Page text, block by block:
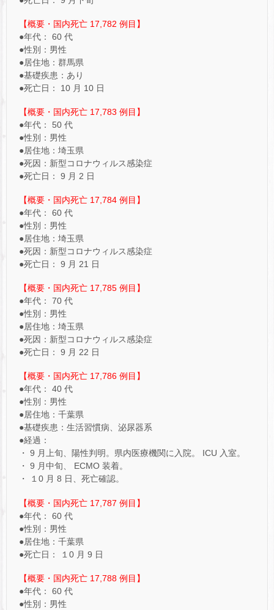
【概要・国内死亡 17,782 例目】
●年代： 60 代
●性別：男性
●居住地：群馬県
●基礎疾患：あり
●死亡日： 10 月 10 日
【概要・国内死亡 17,783 例目】
●年代： 50 代
●性別：男性
●居住地：埼玉県
●死因：新型コロナウィルス感染症
●死亡日： 9 月 2 日
【概要・国内死亡 17,784 例目】
●年代： 60 代
●性別：男性
●居住地：埼玉県
●死因：新型コロナウィルス感染症
●死亡日： 9 月 21 日
【概要・国内死亡 17,785 例目】
●年代： 70 代
●性別：男性
●居住地：埼玉県
●死因：新型コロナウィルス感染症
●死亡日： 9 月 22 日
【概要・国内死亡 17,786 例目】
●年代： 40 代
●性別：男性
●居住地：千葉県
●基礎疾患：生活習慣病、泌尿器系
●経過：
・ 9 月上旬、陽性判明。県内医療機関に入院。 ICU 入室。
・ 9 月中旬、 ECMO 装着。
・ １0 月 8 日、死亡確認。
【概要・国内死亡 17,787 例目】
●年代： 60 代
●性別：男性
●居住地：千葉県
●死亡日： １0 月 9 日
【概要・国内死亡 17,788 例目】
●年代： 60 代
●性別：男性